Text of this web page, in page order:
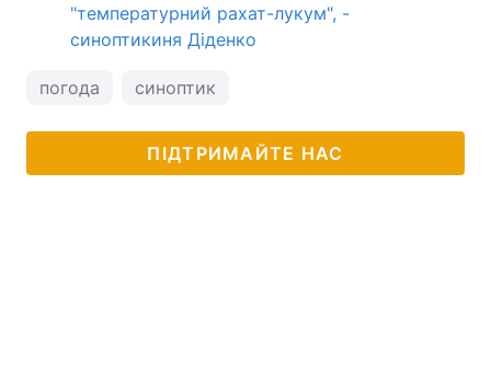
"температурний рахат-лукум", -
синоптикиня Діденко
погода синоптик
ПІДТРИМАЙТЕ НАС